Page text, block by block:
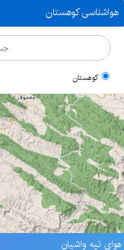
هواشناسی کوهستان
کوهستان
هوای تپه واشیان